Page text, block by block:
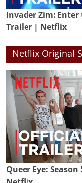
Invader Zim:
Trailer | Netflix
Netflix Original
Queer Eye: